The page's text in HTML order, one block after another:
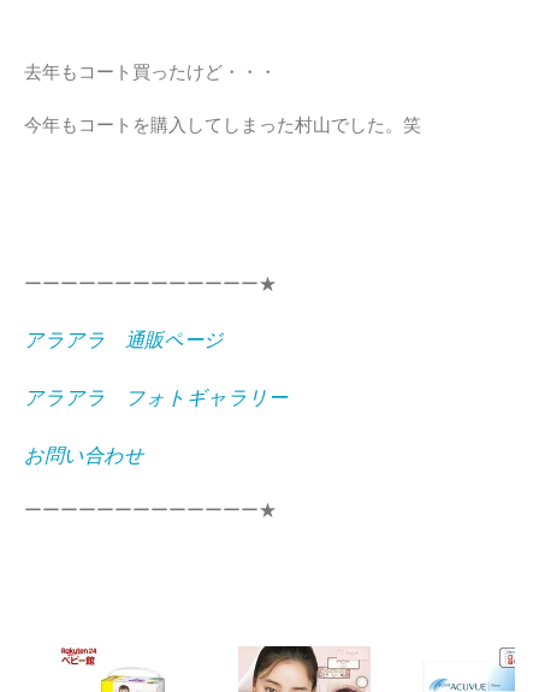
去年もコート買ったけど・・・
今年もコートを購入してしまった村山でした。笑
ーーーーーーーーーーーーー★
アラアラ 通販ページ
アラアラ フォトギャラリー
お問い合わせ
ーーーーーーーーーーーーー★